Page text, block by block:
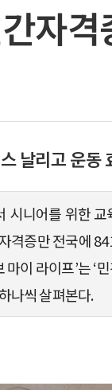
자
날리고 운동
시니어를 위한
격증만 전국에
마이 라이프’는 ‘
나씩 살펴본다.